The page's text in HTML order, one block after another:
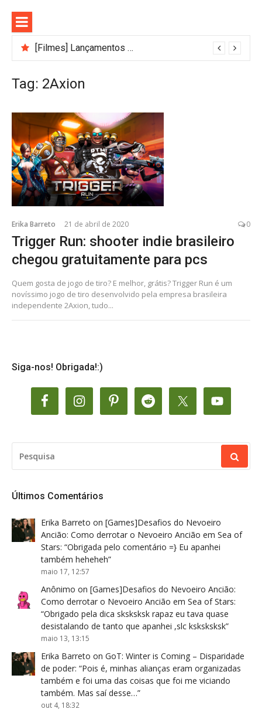
para
conteúdo
[Filmes] Lançamentos de agosto no Adrenalina Pura+ trazem ação e suspense
Tag: 2Axion
Erika Barreto 21 de abril de 2020 0
Trigger Run: shooter indie brasileiro
chegou gratuitamente para pcs
Quem gosta de jogo de tiro? E melhor, grátis? Trigger Run é um
novíssimo jogo de tiro desenvolvido pela empresa brasileira
independente 2Axion, tudo...
Siga-nos! Obrigada!:)
POR:
Últimos Comentários
Erika Barreto on [Games]Desafios do Nevoeiro
Ancião: Como derrotar o Nevoeiro Ancião em Sea of
Stars: “Obrigada pelo comentário =} Eu apanhei
também heheheh”
maio 17, 12:57
Anônimo on [Games]Desafios do Nevoeiro Ancião:
Como derrotar o Nevoeiro Ancião em Sea of Stars:
“Obrigado pela dica sksksksk rapaz eu tava quase
desistalando de tanto que apanhei ,slc ksksksksk”
maio 13, 13:15
Erika Barreto on GoT: Winter is Coming – Disparidade
de poder: “Pois é, minhas alianças eram organizadas
também e foi uma das coisas que foi me viciando
também. Mas saí desse…”
out 4, 18:32